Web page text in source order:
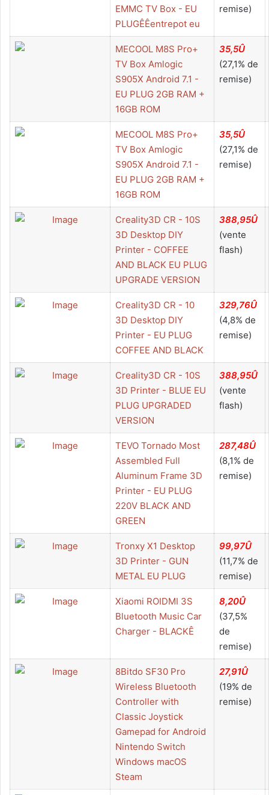
EMMC TV Box - EU
PLUGÊÊentrepot eu
remise)
MECOOL M8S Pro+
TV Box Amlogic
S905X Android 7.1 -
EU PLUG 2GB RAM +
16GB ROM
35,5Û
(27,1% de
remise)
MECOOL M8S Pro+
TV Box Amlogic
S905X Android 7.1 -
EU PLUG 2GB RAM +
16GB ROM
35,5Û
(27,1% de
remise)
Creality3D CR - 10S
3D Desktop DIY
Printer - COFFEE
AND BLACK EU PLUG
UPGRADE VERSION
388,95Û
(vente
flash)
Creality3D CR - 10
3D Desktop DIY
Printer - EU PLUG
COFFEE AND BLACK
329,76Û
(4,8% de
remise)
Creality3D CR - 10S
3D Printer - BLUE EU
PLUG UPGRADED
VERSION
388,95Û
(vente
flash)
TEVO Tornado Most
Assembled Full
Aluminum Frame 3D
Printer - EU PLUG
220V BLACK AND
GREEN
287,48Û
(8,1% de
remise)
Tronxy X1 Desktop
3D Printer - GUN
METAL EU PLUG
99,97Û
(11,7% de
remise)
Xiaomi ROIDMI 3S
Bluetooth Music Car
Charger - BLACKÊ
8,20Û
(37,5%
de
remise)
8Bitdo SF30 Pro
Wireless Bluetooth
Controller with
Classic Joystick
Gamepad for Android
Nintendo Switch
Windows macOS
Steam
27,91Û
(19% de
remise)